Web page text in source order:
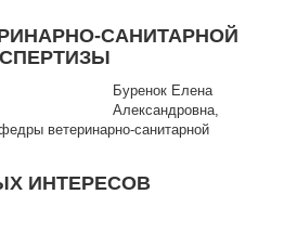
ДЛЯ ИНОСТРАНЦЕВ
САНИТАРНОЙ
Буренок Елена
Александровна,
ветеринарно-санитарной
ИНТЕРЕСОВ